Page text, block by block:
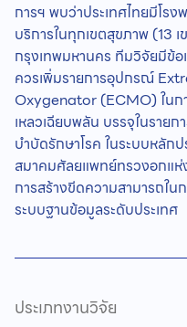
การฯ พบว่าประเทศไทยมีโร
บริการในทุกเขตสุขภาพ (13
กรุงเทพมหานคร ทีมวิจัยมีข้อ
ควรเพิ่มรายการอุปกรณ์
Oxygenator (ECMO) ในก
เหลวเฉียบพลัน บรรจุในราย
บำบัดรักษาโรค ในระบบหลัก
สมาคมศัลยแพทย์ทรวงอกแ
การสร้างขีดความสามารถใ
ระบบฐานข้อมูลระดับประเทศ
ประเภทงานวิจัย